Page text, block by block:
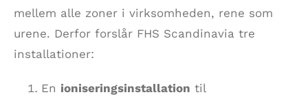
mellem alle zoner i virksomheden, rene som
urene. Derfor forslår FHS Scandinavia tre
installationer:
En ioniseringsinstallation til